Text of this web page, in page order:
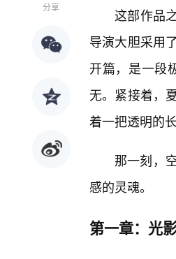
分享
这部作品
导演大胆采用
开篇，是一段
无。紧接着，
着一把透明的
那一刻，
感的灵魂。
第一章：光